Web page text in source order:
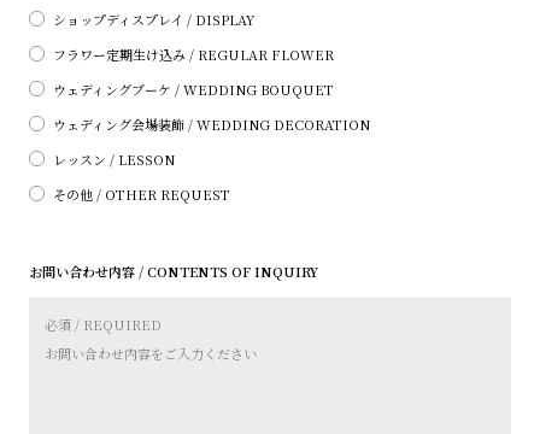
ショップディスプレイ / DISPLAY
フラワー定期生け込み / REGULAR FLOWER
ウェディングブーケ / WEDDING BOUQUET
ウェディング会場装飾 / WEDDING DECORATION
レッスン / LESSON
その他 / OTHER REQUEST
お問い合わせ内容 / CONTENTS OF INQUIRY
必須 / REQUIRED
お問い合わせ内容をご入力ください